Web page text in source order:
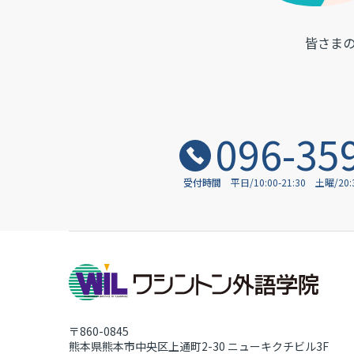
皆さま
096-
受付時間 平日/10:00-21:30 土曜/
〒860-0845
熊本県熊本市中央区上通町2-30 ニューキクチビル3F